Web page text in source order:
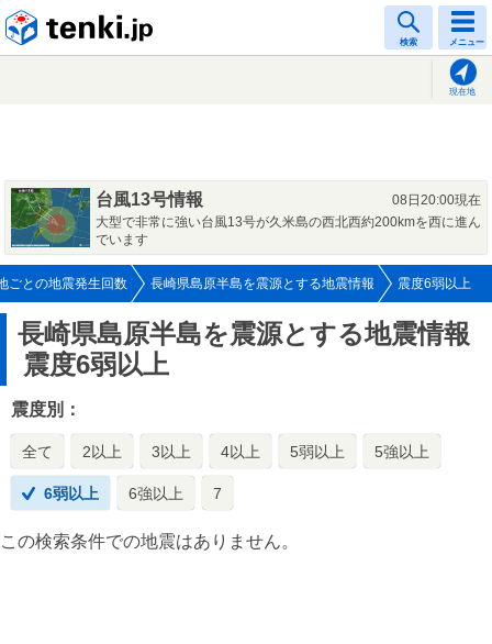
検索 メニュー
現在地
台風13号情報
08日20:00現在
大型で非常に強い台風13号が久米島の西北西約200kmを西に進ん
でいます
ごとの地震発生回数 長崎県島原半島を震源とする地震情報 震度6弱以上
長崎県島原半島を震源とする地震情報
震度6弱以上
震度別：
全て 2以上 3以上 4以上 5弱以上 5強以上
6弱以上 6強以上 7
この検索条件での地震はありません。